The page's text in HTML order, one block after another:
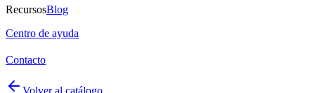
RecursosBlog
Centro de ayuda
Contacto
Volver al catálogo